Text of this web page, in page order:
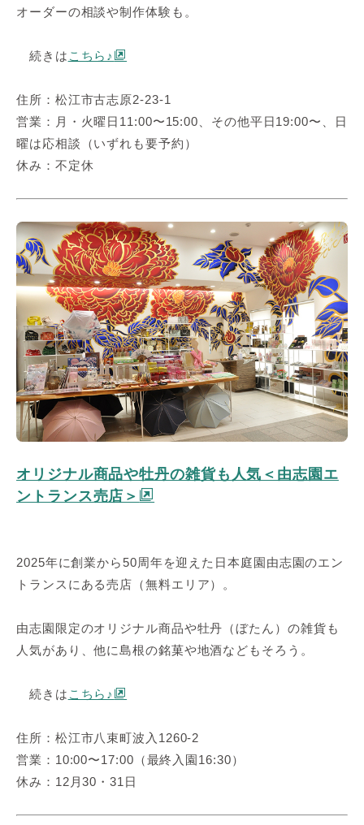
オーダーの相談や制作体験も。
続きは こちら♪
住所：松江市古志原2-23-1
営業：月・火曜日11:00〜15:00、その他平日19:00〜、日
曜は応相談（いずれも要予約）
休み：不定休
オリジナル商品や牡丹の雑貨も人気＜由志園エ
ントランス売店＞
2025年に創業から50周年を迎えた日本庭園由志園のエン
トランスにある売店（無料エリア）。
由志園限定のオリジナル商品や牡丹（ぼたん）の雑貨も
人気があり、他に島根の銘菓や地酒などもそろう。
続きは こちら♪
住所：松江市八束町波入1260-2
営業：10:00〜17:00（最終入園16:30）
休み：12月30・31日